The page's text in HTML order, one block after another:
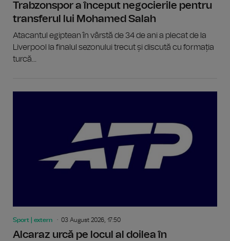
Trabzonspor a început negocierile pentru
transferul lui Mohamed Salah
Atacantul egiptean în vârstă de 34 de ani a plecat de la
Liverpool la finalul sezonului trecut și discută cu formația
turcă...
Sport | extern 03 August 2026, 17:50
Alcaraz urcă pe locul al doilea în